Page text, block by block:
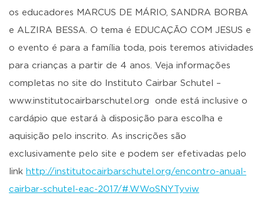
os educadores MARCUS DE MÁRIO, SANDRA BORBA
e ALZIRA BESSA. O tema é EDUCAÇÃO COM JESUS e
o evento é para a família toda, pois teremos atividades
para crianças a partir de 4 anos. Veja informações
completas no site do Instituto Cairbar Schutel –
www.institutocairbarschutel.org onde está inclusive o
cardápio que estará à disposição para escolha e
aquisição pelo inscrito. As inscrições são
exclusivamente pelo site e podem ser efetivadas pelo
link http://institutocairbarschutel.org/encontro-anual-
cairbar-schutel-eac-2017/#.WWoSNYTyviw